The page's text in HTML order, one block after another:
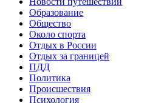
Образование
Общество
Около спорта
Отдых в России
Отдых за границей
ПДД
Политика
Происшествия
Психология